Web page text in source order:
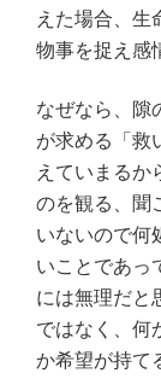
えた場合、生
物事を捉え感
なぜなら、隙
が求める「救
えていまるか
のを観る、聞
いないので何
いことであっ
には無理だと
ではなく、何
か希望が持て